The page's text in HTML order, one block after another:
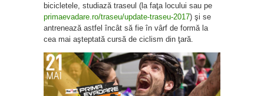
bicicletele, studiază traseul (la faţa locului sau pe
primaevadare.ro/traseu/update-traseu-2017) şi se
antrenează astfel încât să fie în vârf de formă la
cea mai aşteptată cursă de ciclism din ţară.